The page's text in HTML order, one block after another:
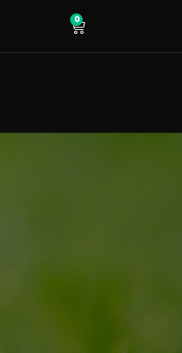
0 wózek